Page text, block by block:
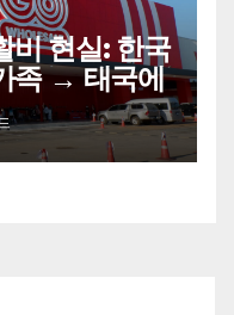
비 현실: 한국
족 → 태국에